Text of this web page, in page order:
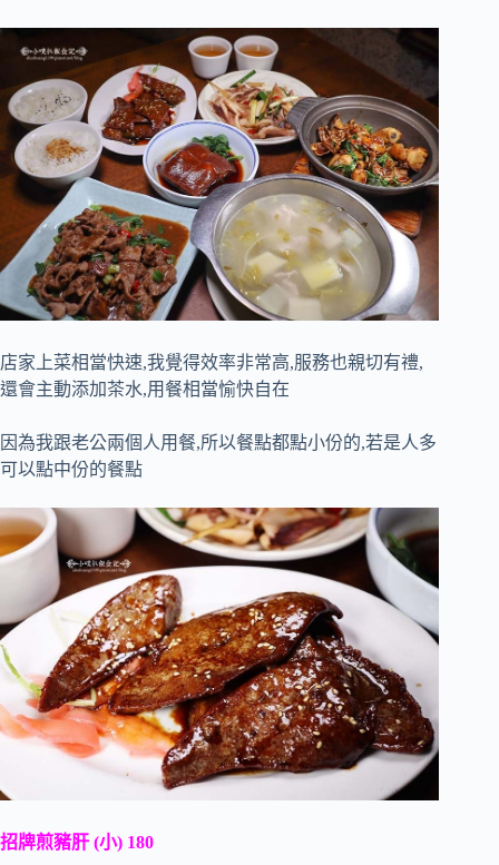
店家上菜相當快速,我覺得效率非常高,服務也親切有禮,
還會主動添加茶水,用餐相當愉快自在
因為我跟老公兩個人用餐,所以餐點都點小份的,若是人多
可以點中份的餐點
招牌煎豬肝 (小) 180